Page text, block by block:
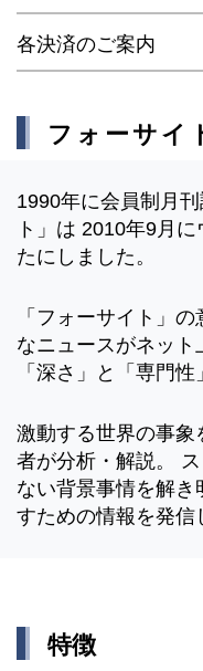
各決済のご案内
フォーサイ
1990年に会員制月
ト」は 2010年9月
たにしました。
「フォーサイト」
なニュースがネット
「深さ」と「専門性
激動する世界の事象
者が分析・解説。
ない背景事情を解き
すための情報を発信
特徴